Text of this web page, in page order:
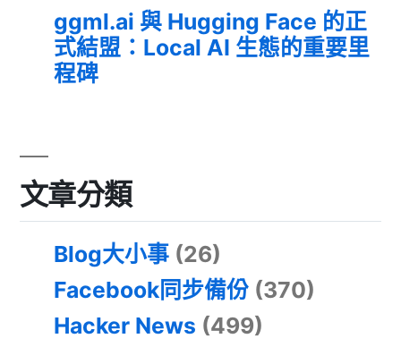
ggml.ai 與 Hugging Face 的正
式結盟：Local AI 生態的重要里
程碑
文章分類
Blog大小事 (26)
Facebook同步備份 (370)
Hacker News (499)